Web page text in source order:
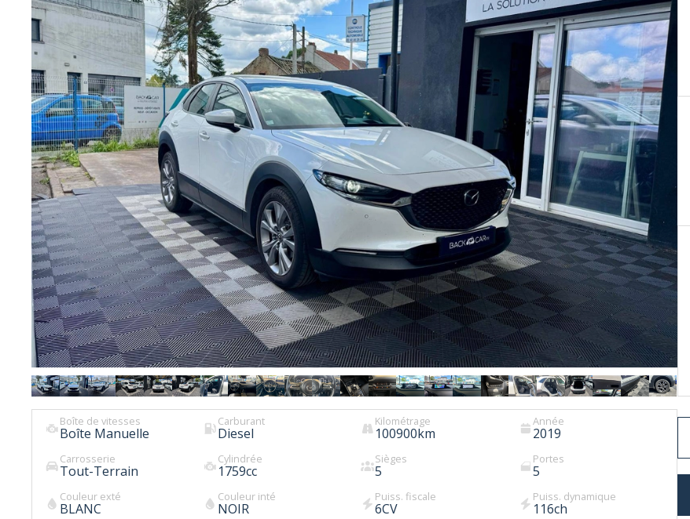
Boîte de vitesses
Boîte Manuelle
Carburant
Diesel
Kilométrage
100900km
Année
2019
Carrosserie
Tout-Terrain
Cylindrée
1759cc
Sièges
5
Portes
5
Couleur exté
BLANC
Couleur inté
NOIR
Puiss. fiscale
6CV
Puiss. dynamique
116ch